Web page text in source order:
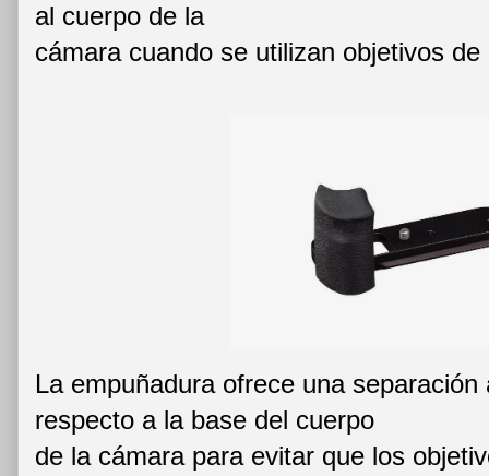
al cuerpo de la
cámara cuando se utilizan objetivos
La empuñadura ofrece una
respecto a la base del cuerpo
de la cámara para evitar que los